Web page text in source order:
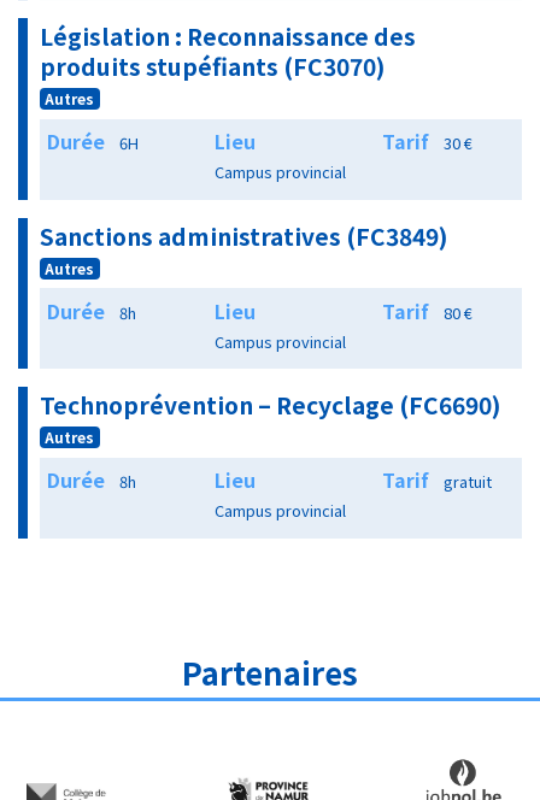
Législation : Reconnaissance des
produits stupéfiants (FC3070)
Autres
Durée 6H Lieu
Campus provincial
Tarif 30 €
Sanctions administratives (FC3849)
Autres
Durée 8h Lieu
Campus provincial
Tarif 80 €
Technoprévention – Recyclage (FC6690)
Autres
Durée 8h Lieu
Campus provincial
Tarif gratuit
Partenaires